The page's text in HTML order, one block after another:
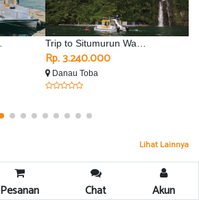
Rp. 3.240.000
Danau Toba
Lihat Lainnya
Pesanan Chat Akun